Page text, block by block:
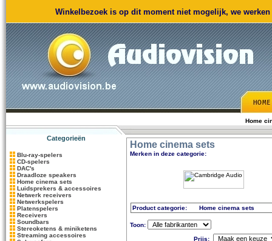
Winkelbezoek is op dit moment niet mogelijk, we
Home
Categorieën
Blu-ray-spelers
CD-spelers
DAC's
Draadloze speakers
Home cinema sets
Luidsprekers & accessoires
Netwerk receivers
Netwerkspelers
Platenspelers
Receivers
Soundbars
Stereoketens & miniketens
Streaming accessoires
Home cinema sets
Merken in deze categorie:
Product categorie: Home cinema sets
Toon:
Prijs: